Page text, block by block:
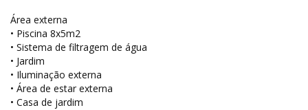
Área externa
• Piscina 8x5m2
• Sistema de filtragem de água
• Jardim
• Iluminação externa
• Área de estar externa
• Casa de jardim